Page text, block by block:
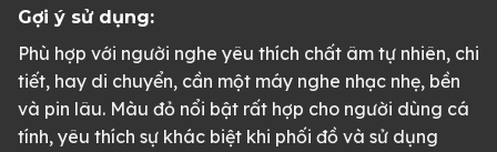
Gợi ý sử dụng:
Phù hợp với người nghe yêu thích chất âm tự nhiên, chi
tiết, hay di chuyển, cần một máy nghe nhạc nhẹ, bền
và pin lâu. Màu đỏ nổi bật rất hợp cho người dùng cá
tính, yêu thích sự khác biệt khi phối đồ và sử dụng